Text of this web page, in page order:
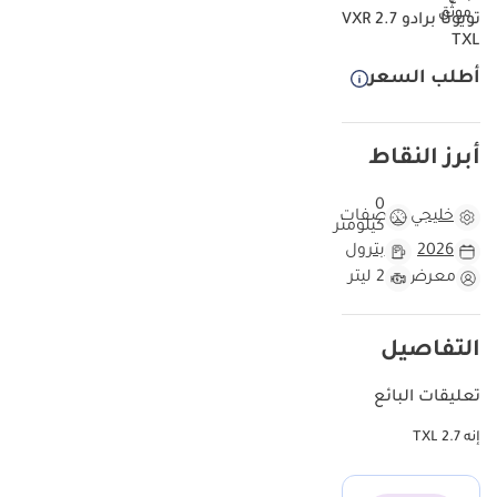
تويوتا برادو VXR 2.7
TXL
أطلب السعر
أبرز النقاط
خليجي مواصفات
0
كيلومتر
2026
بترول
معرض
2 ليتر
التفاصيل
تعليقات البائع
إنه 2.7 TXL
الأسود الداكن الخارجي لونًا مرغوبًا للغاية في الإمارات العربية المتحدة
والمنطقة عمومًا، مما يضمن بقاءه استثمارًا جذابًا مع طلب قوي عند
إعادة بيعه عند رغبتك في الترقية. بفضل محركه الحديث وتصميم مقاعده
الفائقة اللازمة لمغامرات نهاية الأسبوع. يتميز في فئته بتقديمه مزيجًا من
الموثوقية والفخامة العصرية التي يصعب على المنافسين مجاراتها تحت
شمس الصحراء. بالنسبة للمشتري الذي يبحث عن سيارة بحالة المصنع
مع جميع وسائل الحماية الإقليمية، يُعد هذا العرض فرصة استثنائية
للدخول إلى العصر الجديد لهذه السيارة الأيقونية.
مقارنة هذه السيارة بسيارات برادو 2026 الأخرى
في سوق دول مجلس التعاون الخليجي. في حين أن العديد من السيارات
السيارة فرصة امتلاك سيارة بحالة ممتازة وسجل نظيف. ونظرًا لأن
الأسود الخارجي من بين أفضل ثلاثة ألوان من حيث قيمة إعادة البيع في